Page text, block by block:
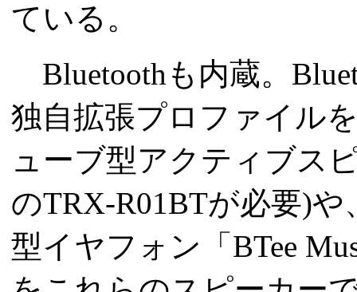
ている。
Bluetoothも内蔵。
独自拡張プロファイル
ューブ型アクティブス
のTRX-R01BTが必要)
型イヤフォン「BTee